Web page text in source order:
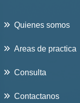
Quienes somos
Areas de practica
Consulta
Contactanos